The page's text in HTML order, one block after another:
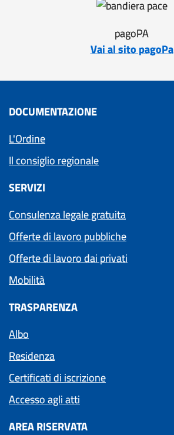
pagoPA
Vai al sito pagoPa
DOCUMENTAZIONE
L'Ordine
Il consiglio regionale
SERVIZI
Consulenza legale gratuita
Offerte di lavoro pubbliche
Offerte di lavoro dai privati
Mobilità
TRASPARENZA
Albo
Residenza
Certificati di iscrizione
Accesso agli atti
AREA RISERVATA